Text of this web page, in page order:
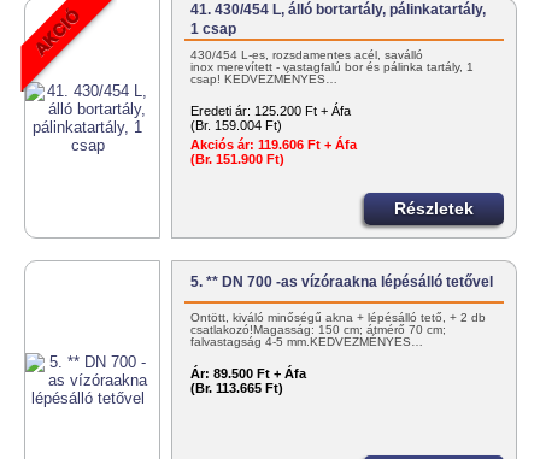
41. 430/454 L, álló bortartály, pálinkatartály,
1 csap
430/454 L-es, rozsdamentes acél, saválló
inox merevített - vastagfalú bor és pálinka tartály, 1
csap! KEDVEZMÉNYES…
Eredeti ár: 125.200 Ft + Áfa
(Br. 159.004 Ft)
Akciós ár: 119.606 Ft + Áfa
(Br. 151.900 Ft)
Részletek
5. ** DN 700 -as vízóraakna lépésálló tetővel
Öntött, kiváló minőségű akna + lépésálló tető, + 2 db
csatlakozó!Magasság: 150 cm; átmérő 70 cm;
falvastagság 4-5 mm.KEDVEZMÉNYES…
Ár: 89.500 Ft + Áfa
(Br. 113.665 Ft)